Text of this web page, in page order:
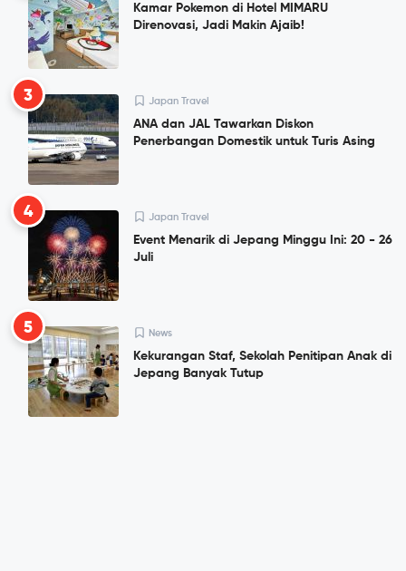
Kamar Pokemon di Hotel MIMARU
Direnovasi, Jadi Makin Ajaib!
3 Japan Travel
ANA dan JAL Tawarkan Diskon
Penerbangan Domestik untuk Turis Asing
4 Japan Travel
Event Menarik di Jepang Minggu Ini: 20 - 26
Juli
5 News
Kekurangan Staf, Sekolah Penitipan Anak di
Jepang Banyak Tutup